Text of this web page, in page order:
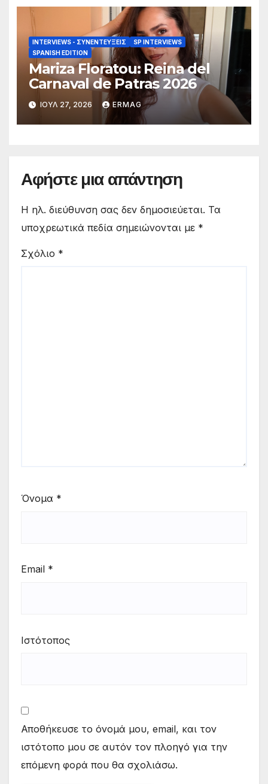
INTERVIEWS - ΣΥΝΕΝΤΕΎΞΕΙΣ
SP INTERVIEWS
SPANISH EDITION
Mariza Floratou: Reina del
Carnaval de Patras 2026
ΙΟΎΛ 27, 2026 ERMAG
Αφήστε μια απάντηση
Η ηλ. διεύθυνση σας δεν δημοσιεύεται. Τα
υποχρεωτικά πεδία σημειώνονται με *
Σχόλιο *
Όνομα *
Email *
Ιστότοπος
Αποθήκευσε το όνομά μου, email, και τον
ιστότοπο μου σε αυτόν τον πλοηγό για την
επόμενη φορά που θα σχολιάσω.